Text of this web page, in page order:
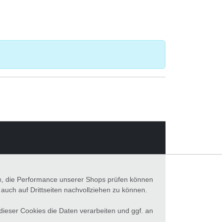
die Performance unserer Shops prüfen können
auf Drittseiten nachvollziehen zu können.
Cookies die Daten verarbeiten und ggf. an